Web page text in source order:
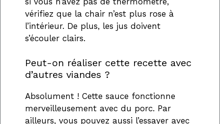
vérifiez que la chair n’est plus rose à
l’intérieur. De plus, les jus doivent
s’écouler clairs.
Peut-on réaliser cette recette avec
d’autres viandes ?
Absolument ! Cette sauce fonctionne
merveilleusement avec du porc. Par
ailleurs, vous pouvez aussi l’essayer avec